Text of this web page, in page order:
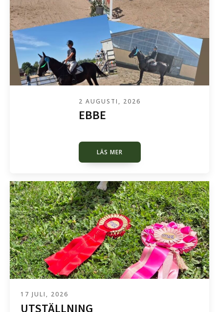
2 AUGUSTI, 2026
EBBE
LÄS MER
17 JULI, 2026
UTSTÄLLNING